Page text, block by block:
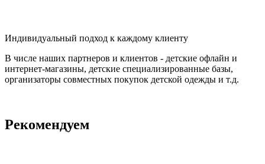
Индивидуальный подход к каждому клиенту
В числе наших партнеров и клиентов - детские офлайн и
интернет-магазины, детские специализированные базы,
организаторы совместных покупок детской одежды и т.д.
Рекомендуем